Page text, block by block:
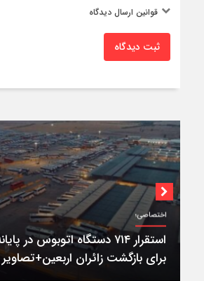
قوانین ارسال دیدگاه
ثبت دیدگاه
اختصاصی؛
استقرار ۷۱۴ دستگاه اتوبوس در
برای بازگشت زائران اربعین+تصاویر